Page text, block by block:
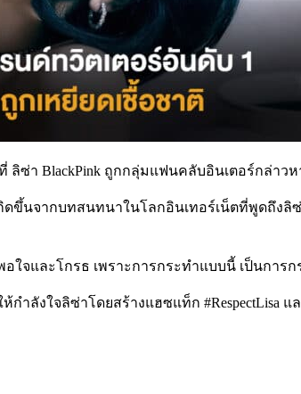
ลิซ่า BlackPink ถูกกลุ่มแฟนคลับอินเตอร์กล่า
ขึ้นจากบทสนทนาในโลกอินเทอร์เน็ตที่พูดถึงลิ
จและโกรธ เพราะการกระทำแบบนี้ เป็นการ
ำลังใจลิซ่าโดยสร้างแฮซแท็ก